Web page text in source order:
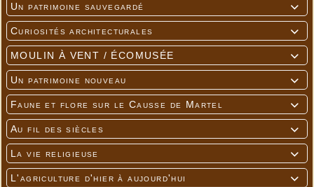

Un patrimoine sauvegardé

Curiosités architecturales

MOULIN À VENT / ÉCOMUSÉE

Un patrimoine nouveau

Faune et flore sur le Causse de Martel

Au fil des siècles

La vie religieuse

L'agriculture d'hier à aujourd'hui